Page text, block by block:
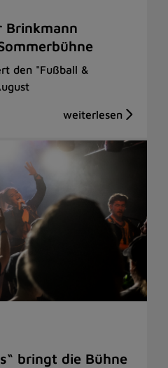
Brinkmann
den "Fußball &
bringt die Bühne